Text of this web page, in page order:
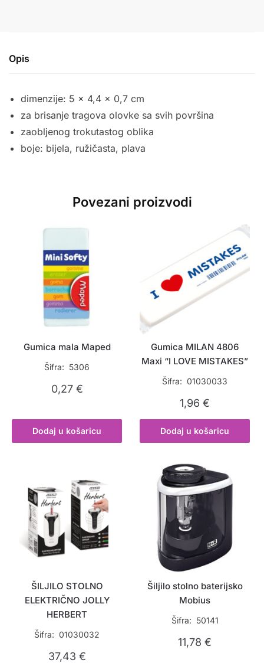
Opis
dimenzije: 5 x 4,4 x 0,7 cm
za brisanje tragova olovke sa svih površina
zaobljenog trokutastog oblika
boje: bijela, ružičasta, plava
Povezani proizvodi
Gumica mala Maped
Šifra: 5306
0,27 €
Dodaj u košaricu
Gumica MILAN 4806
Maxi “I LOVE MISTAKES”
Šifra: 01030033
1,96€
Dodaj u košaricu
ŠILJILO STOLNO
ELEKTRIČNO JOLLY
HERBERT
Šifra: 01030032
37,43 €
Šiljilo stolno baterijsko
Mobius
Šifra: 50141
11,78€